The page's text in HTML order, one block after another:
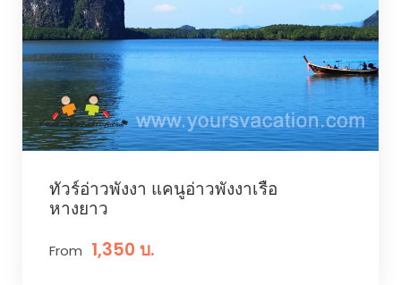
ทัวร์อ่าวพังงา แคนูอ่าวพังงาเรือ
หางยาว
From 1,350 บ.